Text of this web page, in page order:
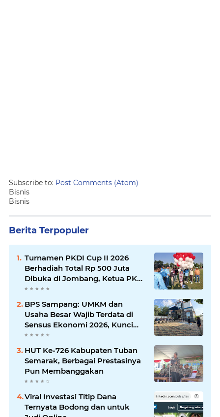
Subscribe to: Post Comments (Atom)
Bisnis
Bisnis
Berita Terpopuler
Turnamen PKDI Cup II 2026
Berhadiah Total Rp 500 Juta
Dibuka di Jombang, Ketua PKDI
Jatim Syaifullah Mahdi: Ajang
Komunikasi Antar-Kades untuk
Memajukan Desa
BPS Sampang: UMKM dan
Usaha Besar Wajib Terdata di
Sensus Ekonomi 2026, Kunci
Kebijakan Tepat Sasaran
HUT Ke-726 Kabupaten Tuban
Semarak, Berbagai Prestasinya
Pun Membanggakan
Viral Investasi Titip Dana
Ternyata Bodong dan untuk